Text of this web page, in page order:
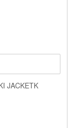
JACKETK